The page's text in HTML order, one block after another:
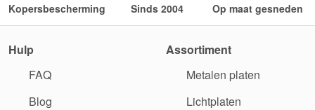
Kopersbescherming Sinds 2004 Op maat gesneden
Hulp
FAQ
Blog
Assortiment
Metalen platen
Lichtplaten